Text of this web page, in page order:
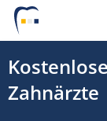
Zahnärzte